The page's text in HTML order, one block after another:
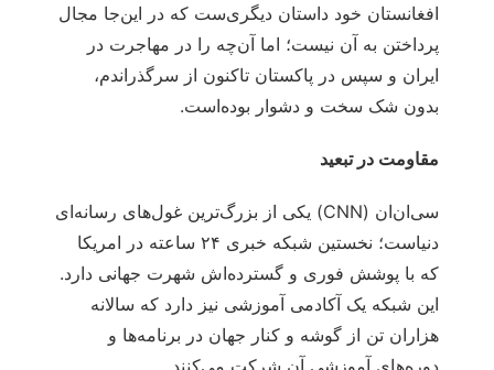
افغانستان خود داستان دیگری‌ست که در این‌جا مجال
پرداختن به آن نیست؛ اما آن‌چه را در مهاجرت در
ایران و سپس در پاکستان تاکنون از سرگذراندم،
بدون شک سخت و دشوار بوده‌است.
مقاومت در تبعید
سی‌ان‌ان (CNN) یکی از بزرگ‌ترین غول‌های رسانه‌‌ای
دنیاست؛ نخستین شبکه خبری ۲۴ ساعته در امریکا
که با پوشش فوری و گسترده‌اش شهرت جهانی دارد.
این شبکه یک آکادمی آموزشی نیز دارد که سالانه
هزاران تن از گوشه و کنار جهان در برنامه‌ها و
دوره‌های آموزشی آن شرکت می‌کنند.